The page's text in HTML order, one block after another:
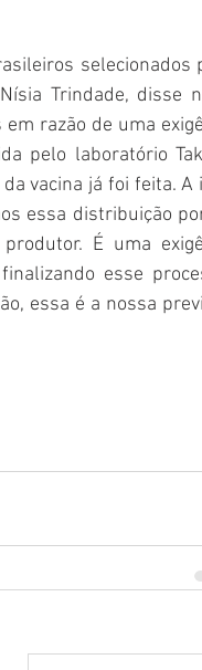
selecionados
Trindade, disse
razão de uma
pelo laboratório
vacina já foi feita. A
essa distribuição
É uma
esse
essa é a nossa